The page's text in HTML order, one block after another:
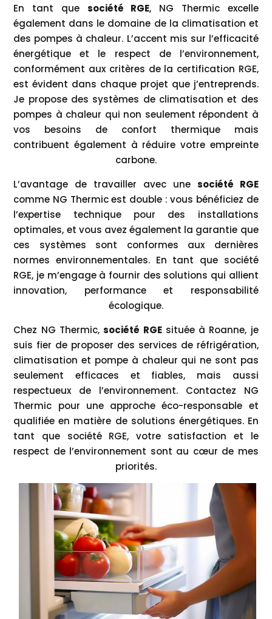
En tant que société RGE, NG Thermic excelle
également dans le domaine de la climatisation et
des pompes à chaleur. L’accent mis sur l’efficacité
énergétique et le respect de l’environnement,
conformément aux critères de la certification RGE,
est évident dans chaque projet que j’entreprends.
Je propose des systèmes de climatisation et des
pompes à chaleur qui non seulement répondent à
vos besoins de confort thermique mais
contribuent également à réduire votre empreinte
carbone.
L’avantage de travailler avec une société RGE
comme NG Thermic est double : vous bénéficiez de
l’expertise technique pour des installations
optimales, et vous avez également la garantie que
ces systèmes sont conformes aux dernières
normes environnementales. En tant que société
RGE, je m’engage à fournir des solutions qui allient
innovation, performance et responsabilité
écologique.
Chez NG Thermic,société RGEsituée à Roanne, je
suis fier de proposer des services de réfrigération,
climatisation et pompe à chaleur qui ne sont pas
seulement efficaces et fiables, mais aussi
respectueux de l’environnement. Contactez NG
Thermic pour une approche éco-responsable et
qualifiée en matière de solutions énergétiques. En
tant que société RGE, votre satisfaction et le
respect de l’environnement sont au cœur de mes
priorités.